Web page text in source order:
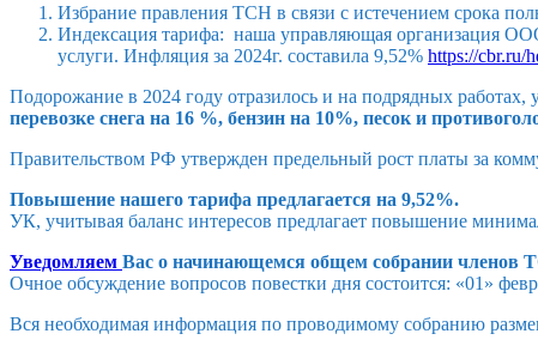
Избрание правления ТСН в связи с истечением срока
Индексация тарифа: наша управляющая организация
услуги. Инфляция за 2024г. составила 9,52% https://cbr.ru/
Подорожание в 2024 году отразилось и на подрядных работах,
перевозке снега на 16 %, бензин на 10%, песок и
Правительством РФ утвержден предельный рост платы за
Повышение нашего тарифа предлагается на 9,52%.
УК, учитывая баланс интересов предлагает повышение
Уведомляем Вас о начинающемся общем собрании членов
Очное обсуждение вопросов повестки дня состоится: «01»
Вся необходимая информация по проводимому собранию